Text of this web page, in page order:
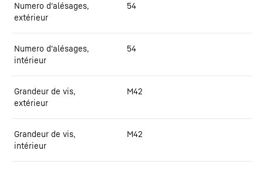
Numero d'alésages,
extérieur
54
Numero d'alésages,
intérieur
54
Grandeur de vis,
extérieur
M42
Grandeur de vis,
intérieur
M42